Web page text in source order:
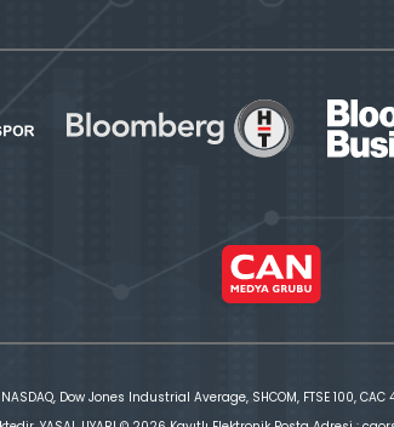
Dow Jones Industrial Average, SHCOM, FTSE 100, CAC